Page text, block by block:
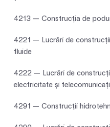
4213 — Construcţia de
4221 — Lucrări de
fluide
4222 — Lucrări de
electricitate şi
4291 — Construcţii